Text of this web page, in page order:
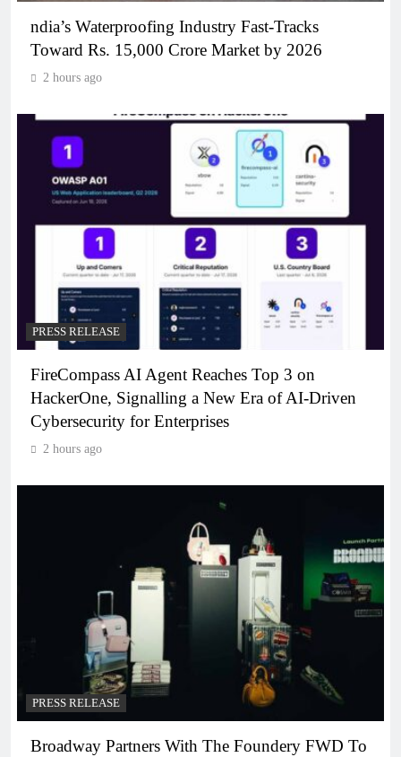
ndia’s Waterproofing Industry Fast-Tracks
Toward Rs. 15,000 Crore Market by 2026
2 hours ago
PRESS RELEASE
FireCompass AI Agent Reaches Top 3 on
HackerOne, Signalling a New Era of AI-Driven
Cybersecurity for Enterprises
2 hours ago
PRESS RELEASE
Broadway Partners With The Foundery FWD To